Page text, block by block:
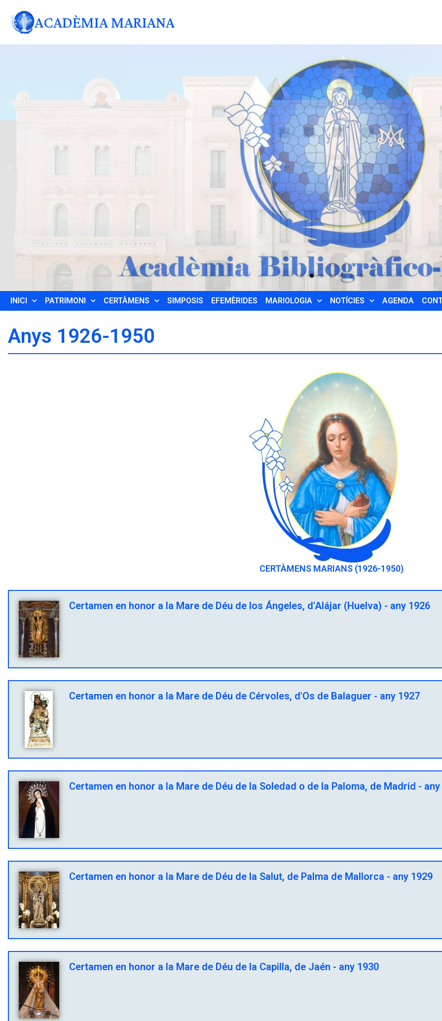
ACADÈMIA MARIANA
INICI PATRIMONI CERTÀMENS SIMPOSIS EFEMÈRIDES MARIOLOGIA NOTÍCIES AGENDA
Anys 1926-1950
CERTÀMENS MARIANS (1926-1950)
Certamen en honor a la Mare de Déu de los Ángeles, d'Alájar (Huelva) - any 1926
Certamen en honor a la Mare de Déu de Cérvoles, d'Os de Balaguer - any 1927
Certamen en honor a la Mare de Déu de la Soledad o de la Paloma, de Madrid - any
Certamen en honor a la Mare de Déu de la Salut, de Palma de Mallorca - any 1929
Certamen en honor a la Mare de Déu de la Capilla, de Jaén - any 1930